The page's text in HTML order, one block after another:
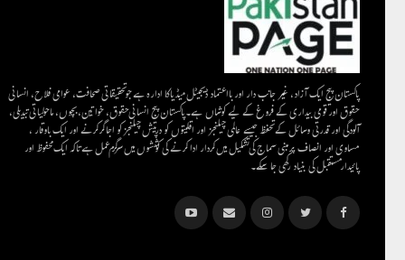
پاکستان پیج ایک آزاد، غیر جانب دار اور بااعتماد ڈیجیٹل میڈیاکا ادارہ ہے جو تحقیقاتی صحافت، عوامی فلاح، انسانی
حقوق اور قومی بیداری کے فروغ کے لیے کوشاں ہے۔پاکستان پیج انسانی حقوق، خواتین، بچوں، ماحولیاتی تبدیلی،
آلودگی اور قدرتی وسائل کے تحفظ جیسے عالمی چیلنجز اور اقلیتوں کو درپیش چیلنجز کو اجاگر کرنے اور ایک باوقار ،
مساوی اور انصاف پر مبنی سماج کی تشکیل میں کردار ادا کرنے کی کوششوں میں سرگرم عمل ہےتاکہ ایک محفوظ اور
پائیدار مستقبل کی بنیاد رکھی جا سکے۔